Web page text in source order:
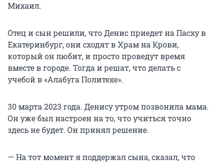
Михаил.
Отец и сын решили, что Денис приедет на Пасху в
Екатеринбург, они сходят в Храм на Крови,
который он любит, и просто проведут время
вместе в городе. Тогда и решат, что делать с
учебой в «Алабуга Политехе».
30 марта 2023 года. Денису утром позвонила мама.
Он уже был настроен на то, что учиться точно
здесь не будет. Он принял решение.
— На тот момент я поддержал сына, сказал, что